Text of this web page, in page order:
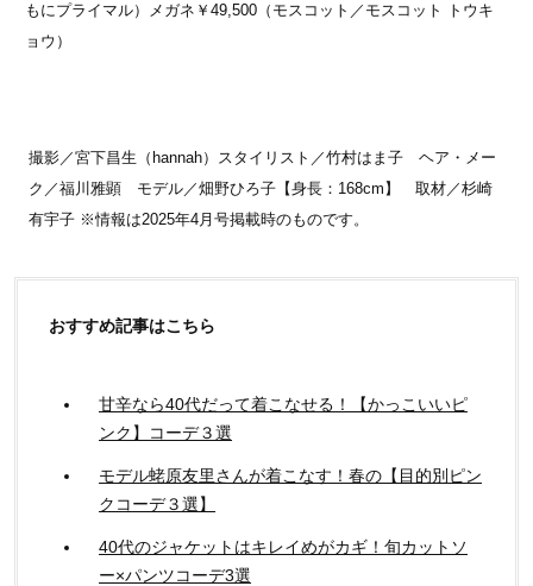
もにプライマル）メガネ￥49,500（モスコット／モスコット トウキ
ョウ）
撮影／宮下昌生（hannah）スタイリスト／竹村はま子 ヘア・メー
ク／福川雅顕 モデル／畑野ひろ子【身長：168cm】 取材／杉崎
有宇子 ※情報は2025年4月号掲載時のものです。
おすすめ記事はこちら
甘辛なら40代だって着こなせる！【かっこいいピ
ンク】コーデ３選
モデル蛯原友里さんが着こなす！春の【目的別ピン
クコーデ３選】
40代のジャケットはキレイめがカギ！旬カットソ
ー×パンツコーデ3選